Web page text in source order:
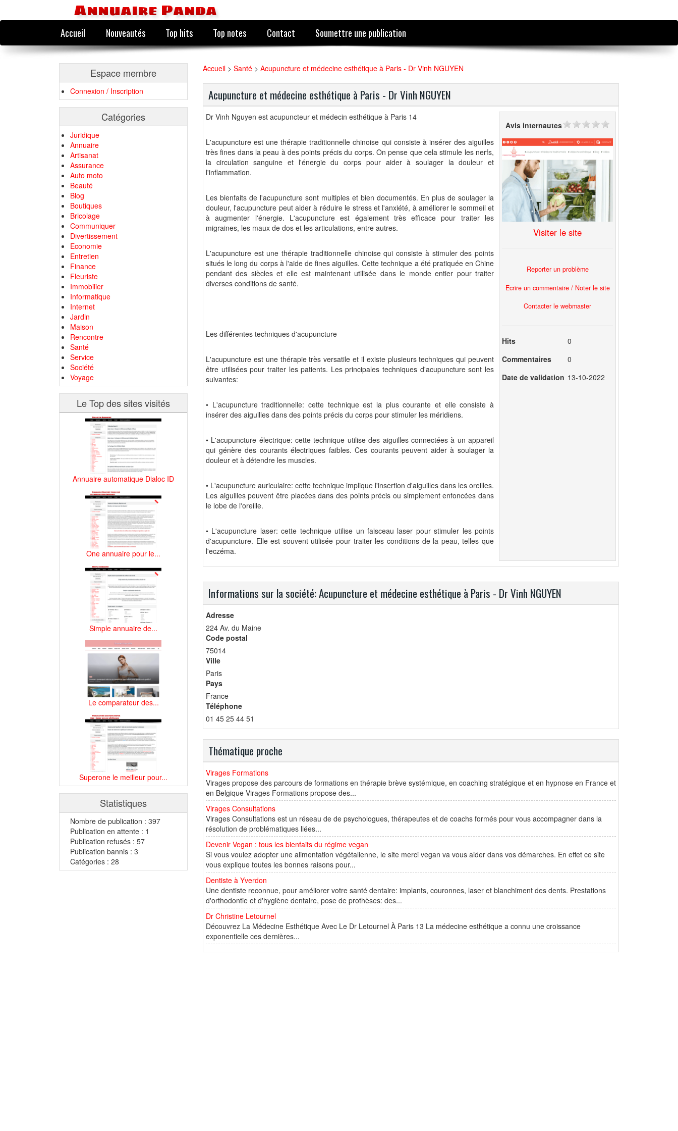
Annuaire Panda
Accueil Nouveautés Top hits Top notes Contact Soumettre une publication
Espace membre
Connexion / Inscription
Catégories
Juridique
Annuaire
Artisanat
Assurance
Auto moto
Beauté
Blog
Boutiques
Bricolage
Communiquer
Divertissement
Economie
Entretien
Finance
Fleuriste
Immobilier
Informatique
Internet
Jardin
Maison
Rencontre
Santé
Service
Société
Voyage
Le Top des sites visités
Annuaire automatique Dialoc ID
One annuaire pour le...
Simple annuaire de...
Le comparateur des...
Superone le meilleur pour...
Statistiques
Nombre de publication : 397
Publication en attente : 1
Publication refusés : 57
Publication bannis : 3
Catégories : 28
Accueil > Santé > Acupuncture et médecine esthétique à Paris - Dr Vinh NGUYEN
Acupuncture et médecine esthétique à Paris - Dr Vinh NGUYEN
Dr Vinh Nguyen est acupuncteur et médecin esthétique à Paris 14
L'acupuncture est une thérapie traditionnelle chinoise qui consiste à insérer des aiguilles
très fines dans la peau à des points précis du corps. On pense que cela stimule les nerfs,
la circulation sanguine et l'énergie du corps pour aider à soulager la douleur et
l'inflammation.
Les bienfaits de l'acupuncture sont multiples et bien documentés. En plus de soulager la
douleur, l'acupuncture peut aider à réduire le stress et l'anxiété, à améliorer le sommeil et
à augmenter l'énergie. L'acupuncture est également très efficace pour traiter les
migraines, les maux de dos et les articulations, entre autres.
L'acupuncture est une thérapie traditionnelle chinoise qui consiste à stimuler des points
situés le long du corps à l'aide de fines aiguilles. Cette technique a été pratiquée en Chine
pendant des siècles et elle est maintenant utilisée dans le monde entier pour traiter
diverses conditions de santé.
Les différentes techniques d'acupuncture
L'acupuncture est une thérapie très versatile et il existe plusieurs techniques qui peuvent
être utilisées pour traiter les patients. Les principales techniques d'acupuncture sont les
suivantes:
• L'acupuncture traditionnelle: cette technique est la plus courante et elle consiste à
insérer des aiguilles dans des points précis du corps pour stimuler les méridiens.
• L'acupuncture électrique: cette technique utilise des aiguilles connectées à un appareil
qui génère des courants électriques faibles. Ces courants peuvent aider à soulager la
douleur et à détendre les muscles.
• L'acupuncture auriculaire: cette technique implique l'insertion d'aiguilles dans les oreilles.
Les aiguilles peuvent être placées dans des points précis ou simplement enfoncées dans
le lobe de l'oreille.
• L'acupuncture laser: cette technique utilise un faisceau laser pour stimuler les points
d'acupuncture. Elle est souvent utilisée pour traiter les conditions de la peau, telles que
l'eczéma.
Avis internautes
Visiter le site
Reporter un problème
Ecrire un commentaire / Noter le site
Contacter le webmaster
Hits
0
Commentaires
0
Date de validation 13-10-2022
Informations sur la société: Acupuncture et médecine esthétique à Paris - Dr Vinh NGUYEN
Adresse
224 Av. du Maine
Code postal
75014
Ville
Paris
Pays
France
Téléphone
01 45 25 44 51
Thématique proche
Virages Formations
Virages propose des parcours de formations en thérapie brève systémique, en coaching stratégique et en hypnose en France et
en Belgique Virages Formations propose des...
Virages Consultations
Virages Consultations est un réseau de de psychologues, thérapeutes et de coachs formés pour vous accompagner dans la
résolution de problématiques liées...
Devenir Vegan : tous les bienfaits du régime vegan
Si vous voulez adopter une alimentation végétalienne, le site merci vegan va vous aider dans vos démarches. En effet ce site
vous explique toutes les bonnes raisons pour...
Dentiste à Yverdon
Une dentiste reconnue, pour améliorer votre santé dentaire: implants, couronnes, laser et blanchiment des dents. Prestations
d'orthodontie et d'hygiène dentaire, pose de prothèses: des...
Dr Christine Letournel
Découvrez La Médecine Esthétique Avec Le Dr Letournel À Paris 13 La médecine esthétique a connu une croissance
exponentielle ces dernières...